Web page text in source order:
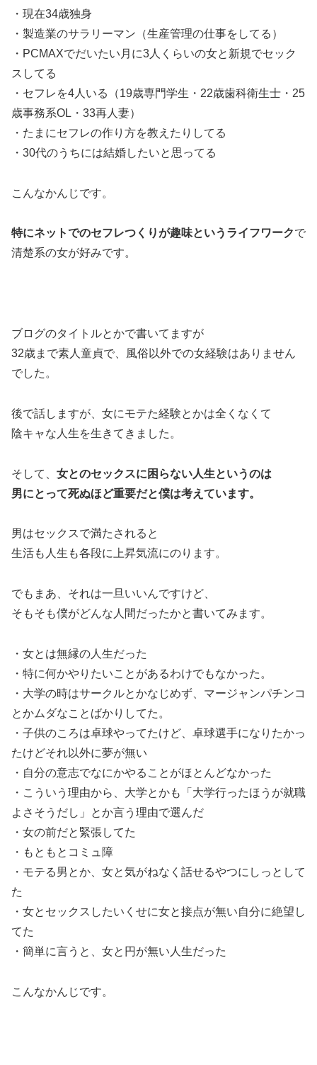
・現在34歳独身
・製造業のサラリーマン（生産管理の仕事をしてる）
・PCMAXでだいたい月に3人くらいの女と新規でセック
スしてる
・セフレを4人いる（19歳専門学生・22歳歯科衛生士・25
歳事務系OL・33再人妻）
・たまにセフレの作り方を教えたりしてる
・30代のうちには結婚したいと思ってる
こんなかんじです。
特にネットでのセフレつくりが趣味というライフワークで
清楚系の女が好みです。
ブログのタイトルとかで書いてますが
32歳まで素人童貞で、風俗以外での女経験はありません
でした。
後で話しますが、女にモテた経験とかは全くなくて
陰キャな人生を生きてきました。
そして、 女とのセックスに困らない人生というのは
男にとって死ぬほど重要だと僕は考えています。
男はセックスで満たされると
生活も人生も各段に上昇気流にのります。
でもまあ、それは一旦いいんですけど、
そもそも僕がどんな人間だったかと書いてみます。
・女とは無縁の人生だった
・特に何かやりたいことがあるわけでもなかった。
・大学の時はサークルとかなじめず、マージャンパチンコ
とかムダなことばかりしてた。
・子供のころは卓球やってたけど、卓球選手になりたかっ
たけどそれ以外に夢が無い
・自分の意志でなにかやることがほとんどなかった
・こういう理由から、大学とかも「大学行ったほうが就職
よさそうだし」とか言う理由で選んだ
・女の前だと緊張してた
・もともとコミュ障
・モテる男とか、女と気がねなく話せるやつにしっとして
た
・女とセックスしたいくせに女と接点が無い自分に絶望し
てた
・簡単に言うと、女と円が無い人生だった
こんなかんじです。